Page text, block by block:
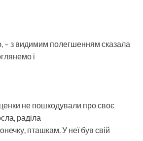
– з видимим полегшенням сказала
і
не пошкодували про своє
раділа
пташкам. У неї був свій